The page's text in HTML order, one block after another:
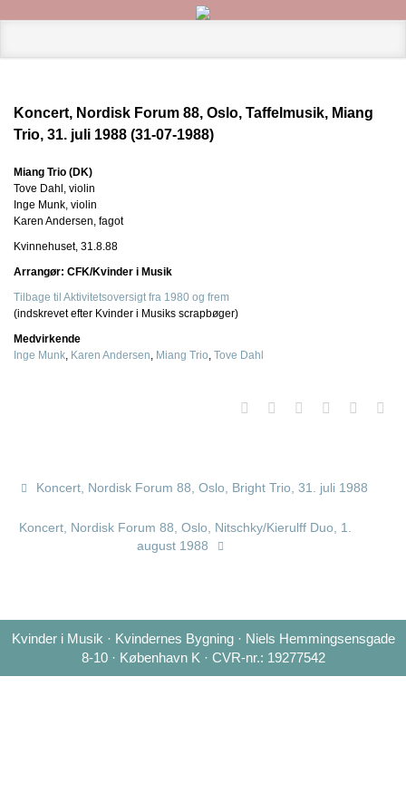
Koncert, Nordisk Forum 88, Oslo, Taffelmusik, Miang
Trio, 31. juli 1988 (31-07-1988)
Miang Trio (DK)
Tove Dahl, violin
Inge Munk, violin
Karen Andersen, fagot
Kvinnehuset, 31.8.88
Arrangør: CFK/Kvinder i Musik
Tilbage til Aktivitetsoversigt fra 1980 og frem
(indskrevet efter Kvinder i Musiks scrapbøger)
Medvirkende
Inge Munk, Karen Andersen, Miang Trio, Tove Dahl
Koncert, Nordisk Forum 88, Oslo, Bright Trio, 31. juli 1988
Koncert, Nordisk Forum 88, Oslo, Nitschky/Kierulff Duo, 1.
august 1988
Kvinder i Musik · Kvindernes Bygning · Niels Hemmingsensgade
8-10 · København K · CVR-nr.: 19277542